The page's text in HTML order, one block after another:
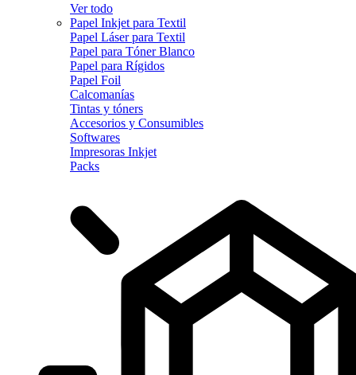
Ver todo
Papel Inkjet para Textil
Papel Láser para Textil
Papel para Tóner Blanco
Papel para Rígidos
Papel Foil
Calcomanías
Tintas y tóners
Accesorios y Consumibles
Softwares
Impresoras Inkjet
Packs